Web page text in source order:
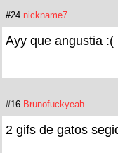
#24 nickname7
Ayy que angustia :(
#16 Brunofuckyeah
2 gifs de gatos